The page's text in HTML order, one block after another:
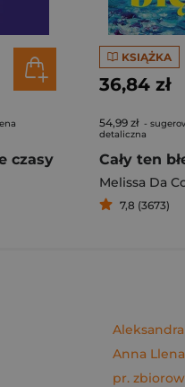
czasy
KSIĄŻKA
36,84 zł
54,99 zł -
detaliczna
Cały ten
Melissa Da
7,8 (3673)
Anna
pr.